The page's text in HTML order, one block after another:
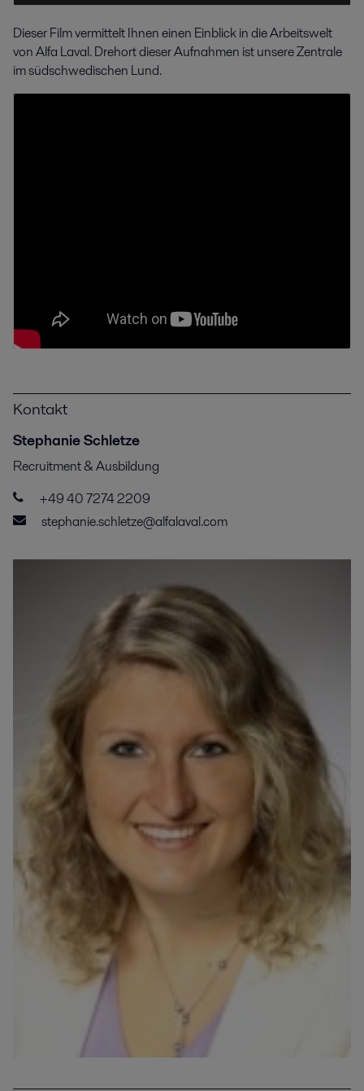
Dieser Film vermittelt Ihnen einen Einblick in die Arbeitswelt
von Alfa Laval. Drehort dieser Aufnahmen ist unsere Zentrale
im südschwedischen Lund.
Kontakt
Stephanie Schletze
Recruitment & Ausbildung
+49 40 7274 2209
stephanie.schletze@alfalaval.com